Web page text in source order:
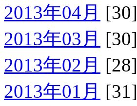
2013年04月 [30]
2013年03月 [30]
2013年02月 [28]
2013年01月 [31]